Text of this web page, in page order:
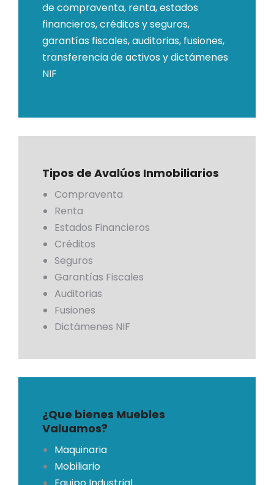
de compraventa, renta, estados
financieros, créditos y seguros,
garantías fiscales, auditorias, fusiones,
transferencia de activos y dictámenes
NIF
¿Que bienes Muebles
Valuamos?
Maquinaria
Mobiliario
Tipos de Avalúos Inmobiliarios
Compraventa
Renta
Estados Financieros
Créditos
Seguros
Garantías Fiscales
Auditorias
Fusiones
Dictámenes NIF